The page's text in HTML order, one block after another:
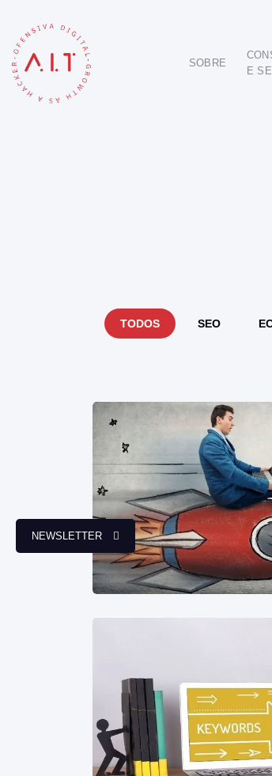
SOBRE
E
NEWSLETTER
TODOS SEO